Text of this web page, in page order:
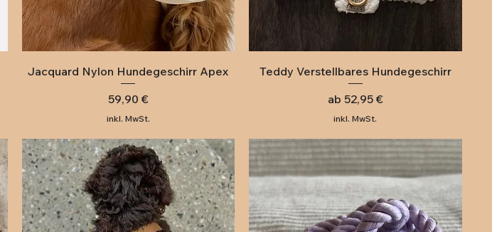
Schnellansicht
Jacquard Nylon Hundegeschirr Apex
Preis
59,90 €
inkl. MwSt.
Schnellansicht
Teddy Verstellbares Hundegeschirr
ab 52,95 €
Sale-Preis
inkl. MwSt.